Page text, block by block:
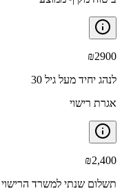
₪2900
לנהג יחיד מעל גיל 30
אגרת רישוי
₪2,400
תשלום שנתי למשרד הרישוי